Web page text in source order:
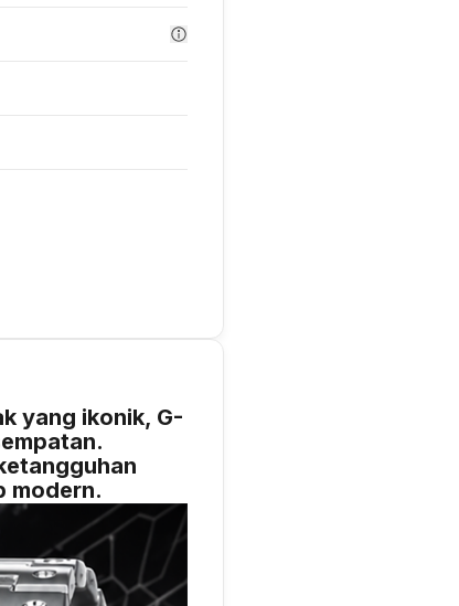
yang ikonik, G-
modern.